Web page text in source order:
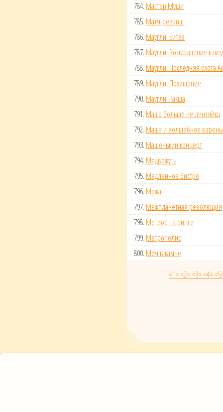
784. Мастер Муши
785. Матч-реванш
786. Маугли: Битва
787. Маугли: Возвращение к
788. Маугли: Последняя охота
789. Маугли: Похищение
790. Маугли: Ракша
791. Маша больше не лентяйка
792. Маша и волшебное
793. Машенькин концерт
794. Медвежуть
795. Медленное бистро
796. Межа
797. Межпланетная революция
798. Метеор на ринге
799. Метрополис
800. Меч в камне
<1><2><3><4>